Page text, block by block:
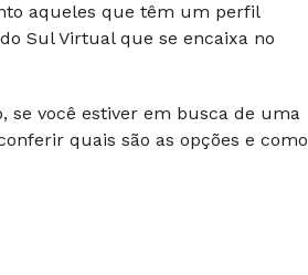
aqueles que têm um perfil
Sul Virtualque se encaixa no
se você estiver em busca de uma
quais são as opções e como